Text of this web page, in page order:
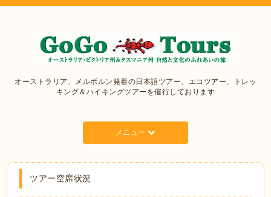
オーストラリア、メルボルン発着の日本語ツアー、エコツアー、トレッ
キング＆ハイキングツアーを催行しております
メニュー
ツアー空席状況